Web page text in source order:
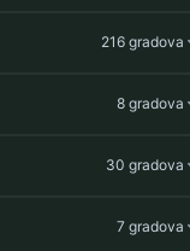
216 gradova
8 gradova
30 gradova
7 gradova